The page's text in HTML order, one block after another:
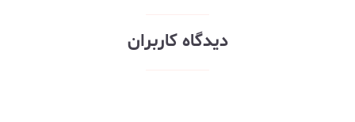
دیدگاه کاربران